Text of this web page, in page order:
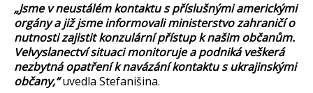
„Jsme v neustálém kontaktu s příslušnými americkými
orgány a již jsme informovali ministerstvo zahraničí o
nutnosti zajistit konzulární přístup k našim občanům.
Velvyslanectví situaci monitoruje a podniká veškerá
nezbytná opatření k navázání kontaktu s ukrajinskými
občany,“uvedla Stefanišina.